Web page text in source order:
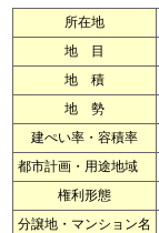
所在地
地 目
地 積
地 勢
建ぺい率・容積率
都市計画・用途地域
権利形態
分譲地・マンション名